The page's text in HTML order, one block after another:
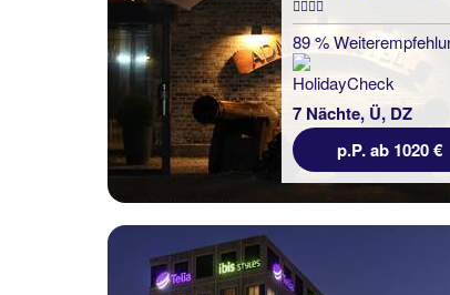
89 %
7 Nächte, Ü, DZ
p.P. ab 1020 €